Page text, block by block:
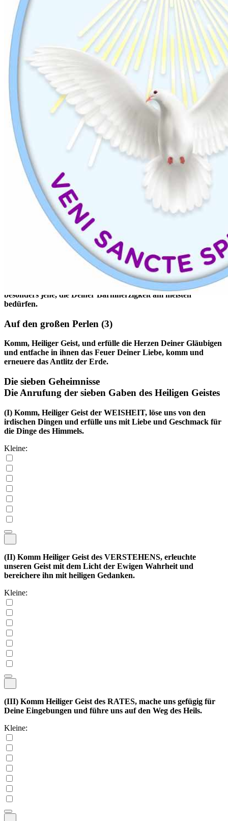
Auf den ersten drei Perlen
Gott, komm uns zu Hilfe, Herr, hilf uns und rette uns! Ehre sei
dem Vater und dem Sohn und dem Heiligen Geist. Wie im
Anfang, so auch jetzt und allezeit und in Ewigkeit. Amen.
Nach den ersten drei Perlen
O Maria, ohne Sünde empfangen, bitte für uns, die wir uns an
Oh mein Jesus, verzeih uns unsere Sünden! Bewahre uns vor
dem Feuer der Hölle! Führe alle Seelen in den Himmel,
besonders jene, die Deiner Barmherzigkeit am meisten
bedürfen.
Auf den großen Perlen (3)
Komm, Heiliger Geist, und erfülle die Herzen Deiner Gläubigen
und entfache in ihnen das Feuer Deiner Liebe, komm und
erneuere das Antlitz der Erde.
Die sieben Geheimnisse
Die Anrufung der sieben Gaben des Heiligen Geistes
(I) Komm, Heiliger Geist der WEISHEIT, löse uns von den
irdischen Dingen und erfülle uns mit Liebe und Geschmack für
die Dinge des Himmels.
Kleine:
(II) Komm Heiliger Geist des VERSTEHENS, erleuchte
unseren Geist mit dem Licht der Ewigen Wahrheit und
bereichere ihn mit heiligen Gedanken.
Kleine:
(III) Komm Heiliger Geist des RATES, mache uns gefügig für
Deine Eingebungen und führe uns auf den Weg des Heils.
Kleine: